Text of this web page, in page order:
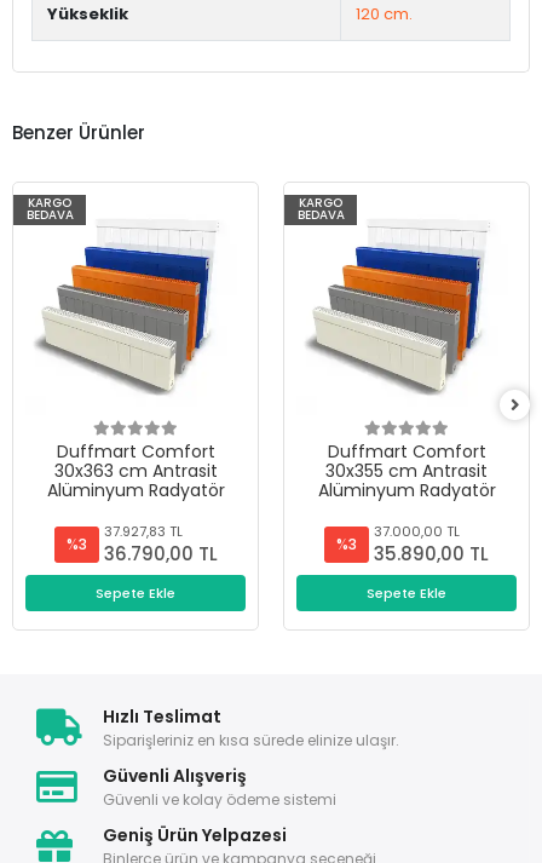
Yükseklik 120 cm.
Benzer Ürünler
KARGO
BEDAVA
Duffmart Comfort
30x363 cm Antrasit
Alüminyum Radyatör
%3
37.927,83 TL
36.790,00 TL
Sepete Ekle
KARGO
BEDAVA
Duffmart Comfort
30x355 cm Antrasit
Alüminyum Radyatör
%3
37.000,00 TL
35.890,00 TL
Sepete Ekle
Hızlı Teslimat
Siparişleriniz en kısa sürede elinize ulaşır.
Güvenli Alışveriş
Güvenli ve kolay ödeme sistemi
Geniş Ürün Yelpazesi
Binlerce ürün ve kampanya seçeneği